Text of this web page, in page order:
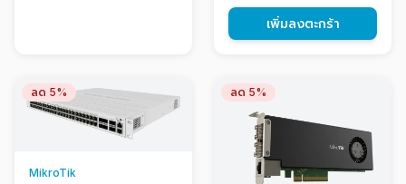
เพิ่มลงตะกร้า
ลด 5%
MikroTik
ลด 5%